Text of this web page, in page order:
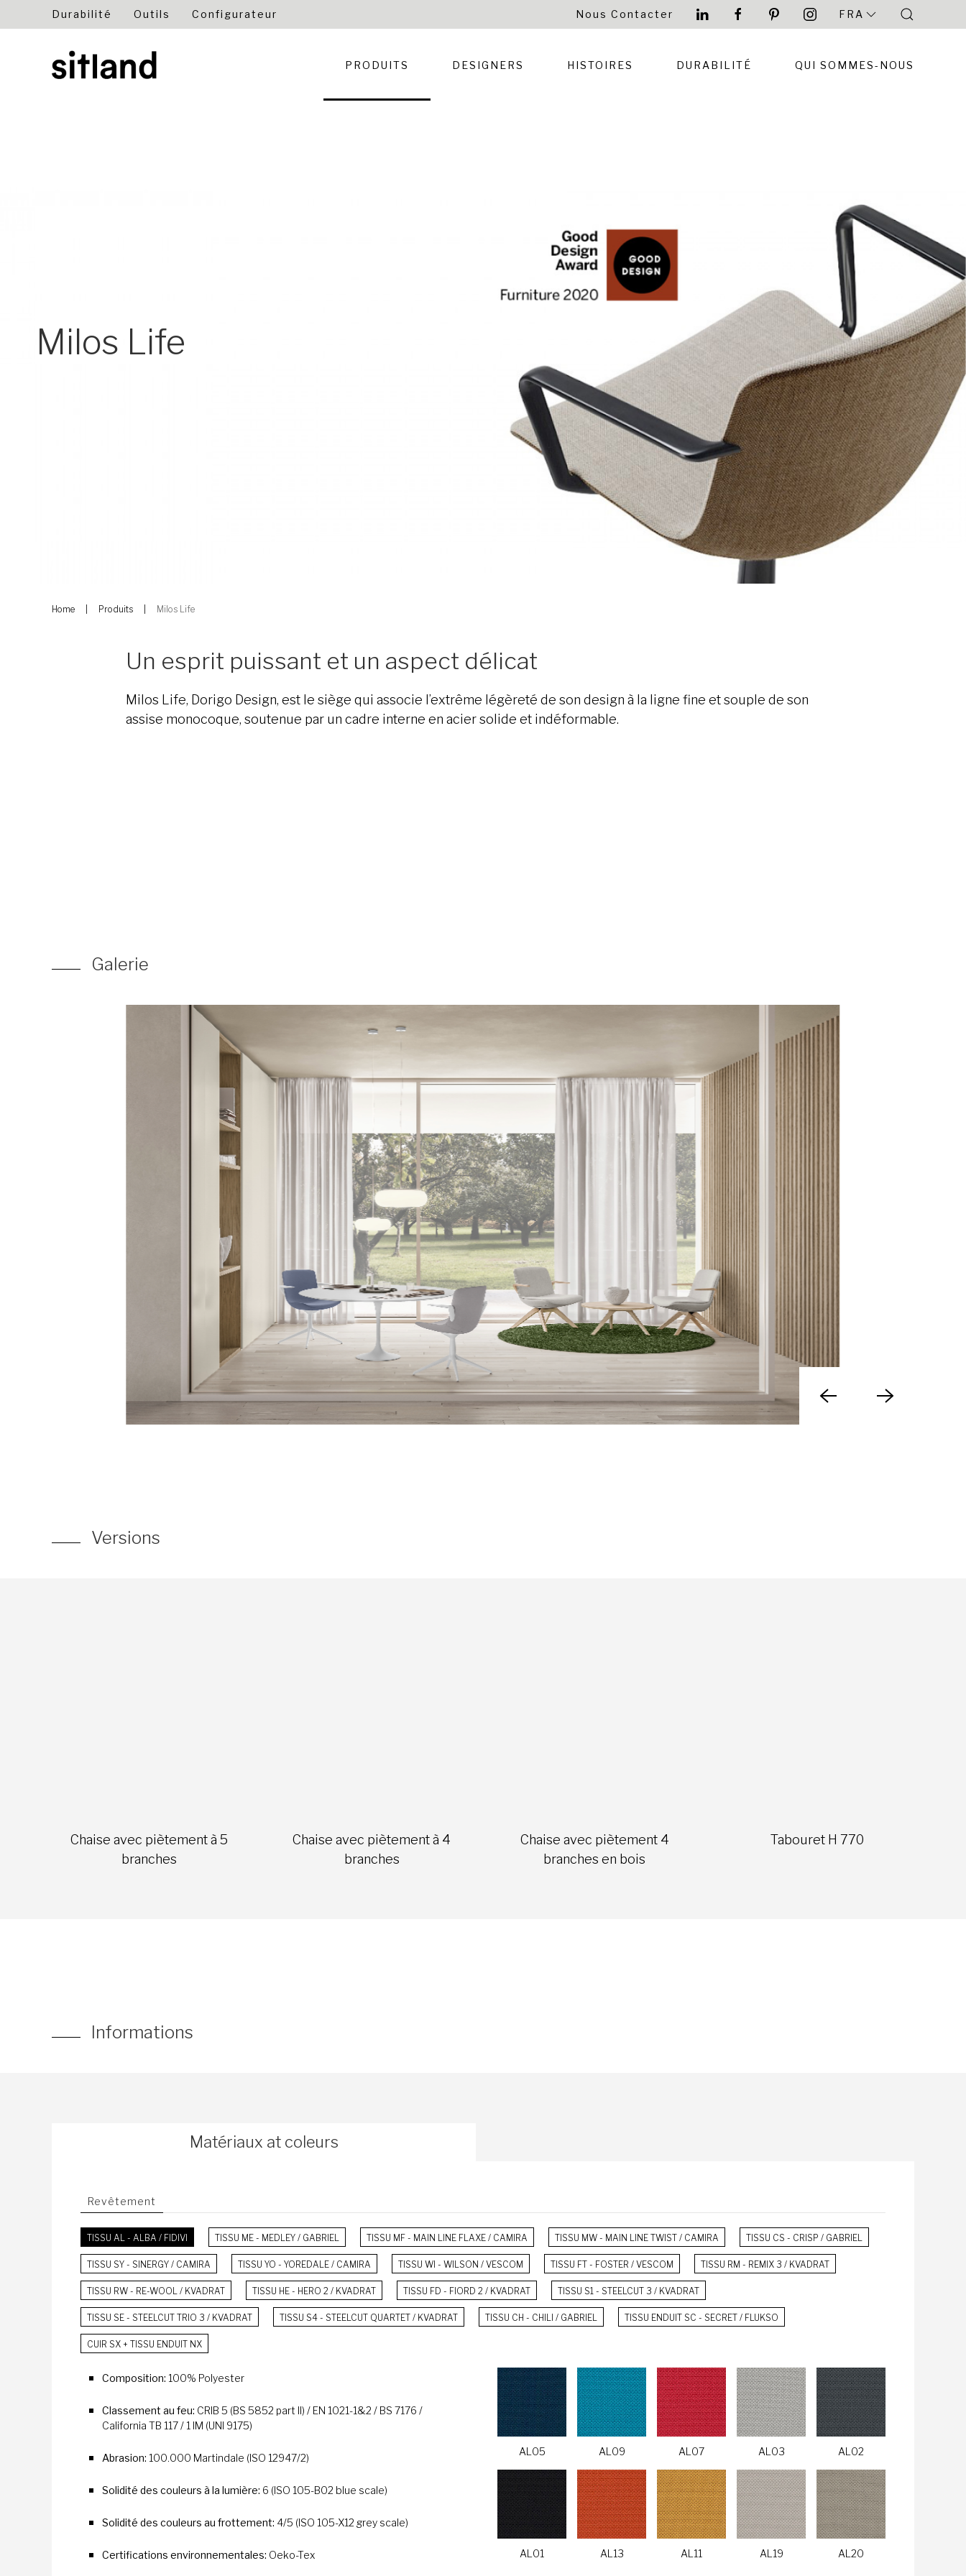
Durabilité Outils Configurateur Nous Contacter FRA
PRODUITS DESIGNERS HISTOIRES DURABILITÉ QUI SOMMES-NOUS
Milos Life
Home Produits Milos Life
Un esprit puissant et un aspect délicat
Milos Life, Dorigo Design, est le siège qui associe l’extrême légèreté de son design à la ligne fine et souple de son
assise monocoque, soutenue par un cadre interne en acier solide et indéformable.
Galerie
Versions
Chaise avec piètement à 5
branches
Chaise avec piètement à 4
branches
Chaise avec piètement 4
branches en bois
Tabouret H 770
Informations
Matériaux at coleurs
Revêtement
TISSU AL - ALBA / FIDIVI TISSU ME - MEDLEY / GABRIEL TISSU MF - MAIN LINE FLAXE / CAMIRA TISSU MW - MAIN LINE TWIST / CAMIRA TISSU CS - CRISP / GABRIEL
TISSU SY - SINERGY / CAMIRA TISSU YO - YOREDALE / CAMIRA TISSU WI - WILSON / VESCOM TISSU FT - FOSTER / VESCOM TISSU RM - REMIX 3 / KVADRAT
TISSU RW - RE-WOOL / KVADRAT TISSU HE - HERO 2 / KVADRAT TISSU FD - FIORD 2 / KVADRAT TISSU S1 - STEELCUT 3 / KVADRAT
TISSU SE - STEELCUT TRIO 3 / KVADRAT TISSU S4 - STEELCUT QUARTET / KVADRAT TISSU CH - CHILI / GABRIEL TISSU ENDUIT SC - SECRET / FLUKSO
CUIR SX + TISSU ENDUIT NX
Composition: 100% Polyester
Classement au feu: CRIB 5 (BS 5852 part II) / EN 1021-1&2 / BS 7176 /
California TB 117 / 1 IM (UNI 9175)
Abrasion: 100.000 Martindale (ISO 12947/2)
Solidité des couleurs à la lumière: 6 (ISO 105-B02 blue scale)
Solidité des couleurs au frottement: 4/5 (ISO 105-X12 grey scale)
Certifications environnementales: Oeko-Tex
AL05 AL09 AL07 AL03 AL02
AL01 AL13 AL11 AL19 AL20